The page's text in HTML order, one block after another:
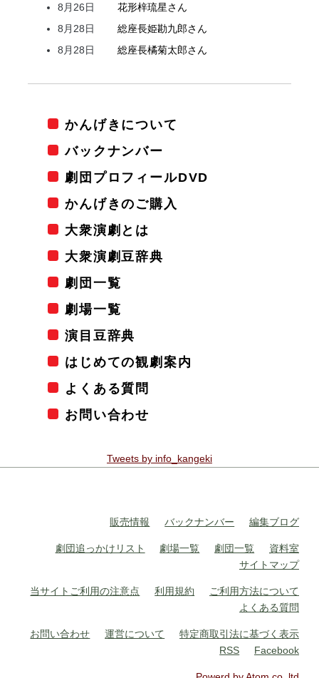
8月26日
花形梓琉星さん
8月28日
総座長姫勘九郎さん
8月28日
総座長橘菊太郎さん
かんげきについて
バックナンバー
劇団プロフィールDVD
かんげきのご購入
大衆演劇とは
大衆演劇豆辞典
劇団一覧
劇場一覧
演目豆辞典
はじめての観劇案内
よくある質問
お問い合わせ
Tweets by info_kangeki
販売情報 バックナンバー 編集ブログ
劇団追っかけリスト 劇場一覧 劇団一覧
資料室
サイトマップ
当サイトご利用の注意点 利用規約
ご利用方法について
よくある質問
お問い合わせ 運営について
特定商取引法に基づく表示
RSS
Facebook